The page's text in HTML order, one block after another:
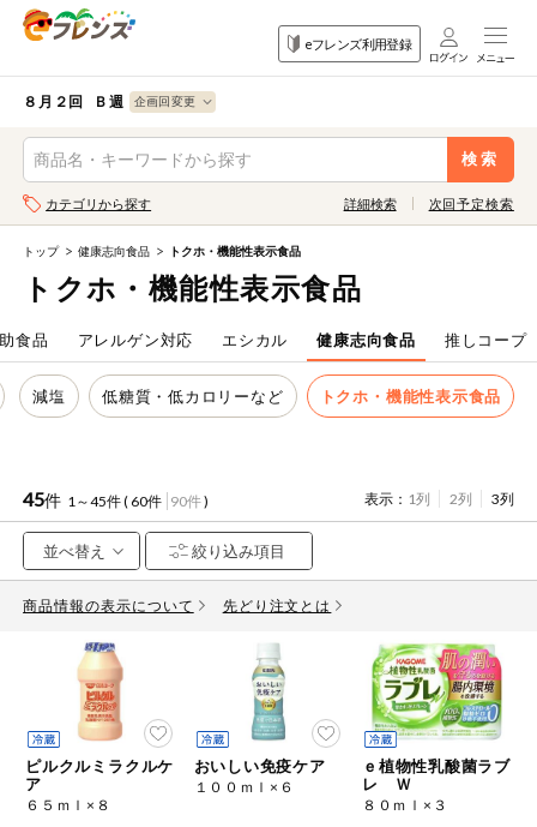
eフレンズ利用登録
ログイン
生協加入はこちら
登録から開始まで
注文番号注文
お気に入り注文
注文履歴注文
WEBカタログ
先着限定から探す
８月２回 Ｂ週
検索
食品
から探す
目的
から探す
果物
野菜
肉・ハム・ソ
ーセージ
魚介・加工品
米・雑穀など
パン・ジャム
豆腐・納豆・
こんにゃく
冷蔵おかず
冷凍食品
ミールキット
果物すべて
カテゴリから探す 詳細検索
検索条件を指定してください。全項目に条件を指定しなくて
も検索できます。
キーワード
キーワードをすべて含む
メーカー名
カテゴリ
特価情報
アレルゲン情報
次回予定検索
トップ 健康志向食品 トクホ・機能性表示食品
トクホ・機能性表示食品
食品 アレルゲン対応 エシカル 健康志向食品 推しコープ
減塩 低糖質・低カロリーなど トクホ・機能性表示食品
45件 1～45件 ( 60件 90件) 表示： 1列 2列 3列
商品情報の表示について 先どり注文とは
ピルクルミラクルケ
ア
６５ｍｌ×８
おいしい免疫ケア
１００ｍｌ×６
ｅ植物性乳酸菌ラブ
レ Ｗ
８０ｍｌ×３